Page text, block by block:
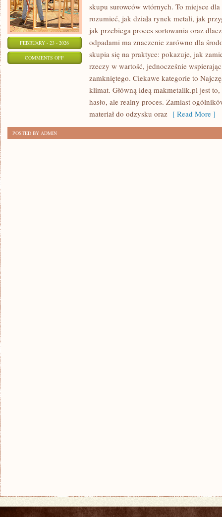
FEBRUARY - 23 - 2026
COMMENTS OFFON
NIEBEZPIECZNE
skupu surowców wtórnych. To miejsce
rozumieć, jak działa rynek metali, jak
jak przebiega proces sortowania oraz
odpadami ma znaczenie zarówno dla
skupia się na praktyce: pokazuje, jak
rzeczy w wartość, jednocześnie
zamkniętego. Ciekawe kategorie to
klimat. Główną ideą makmetalik.pl jest
hasło, ale realny proces. Zamiast
materiał do odzysku oraz [ Read More ]
POSTED BY ADMIN